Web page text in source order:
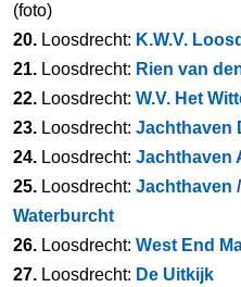
(foto)
20. Loosdrecht: K.W.V.
21. Loosdrecht: Rien van
22. Loosdrecht: W.V. Het
23. Loosdrecht: Jachthaven
24. Loosdrecht: Jachthaven
25. Loosdrecht: Jachthaven
Waterburcht
26. Loosdrecht: West End
27. Loosdrecht: De Uitkijk